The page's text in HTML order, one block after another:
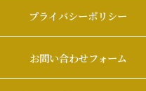
プライバシーポリシー
お問い合わせフォーム